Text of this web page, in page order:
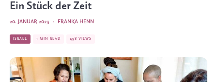
Ein Stück der Zeit
FRANKA HENN
·
20. JANUAR 2023
ISRAEL 1 MIN READ 498 VIEWS